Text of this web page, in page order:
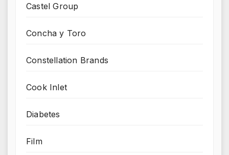
Castel Group
Concha y Toro
Constellation Brands
Cook Inlet
Diabetes
Film